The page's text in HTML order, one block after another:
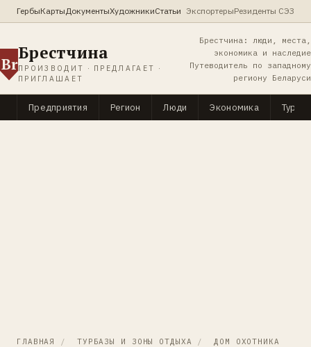
ГербыКартыДокументыХудожникиСтатьи ЭкспортерыРезиденты СЭЗ
Br
Брестчина
ПРОИЗВОДИТ · ПРЕДЛАГАЕТ ·
ПРИГЛАШАЕТ
Брестчина: люди, места,
экономика и наследие
Путеводитель по западному
региону Беларуси
Предприятия Регион Люди Экономика
ГЛАВНАЯ / ТУРБАЗЫ И ЗОНЫ ОТДЫХА /
ДОМ ОХОТНИКА